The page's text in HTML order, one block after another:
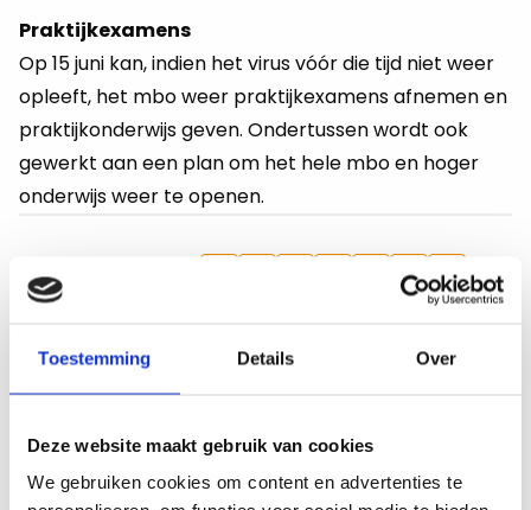
Toestemming Details Over
Deze website maakt gebruik van cookies
We gebruiken cookies om content en advertenties te
Praktijkexamens
Op 15 juni kan, indien het virus vóór die tijd niet weer
opleeft, het mbo weer praktijkexamens afnemen en
praktijkonderwijs geven. Ondertussen wordt ook
gewerkt aan een plan om het hele mbo en hoger
onderwijs weer te openen.
Deel dit bericht
Messenger
Deel
via
Kopieer
url
Recente artikelen
Toon alle artikelen
meer